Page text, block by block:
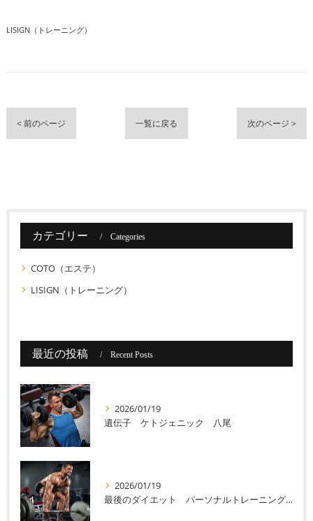
LISIGN（トレーニング）
< 前のページ 一覧に戻る 次のページ >
カテゴリー Categories
COTO（エステ）
LISIGN（トレーニング）
最近の投稿 Recent Posts
2026/01/19
遺伝子 ケトジェニック 八尾
2026/01/19
最後のダイエット パーソナルトレーニング 八尾